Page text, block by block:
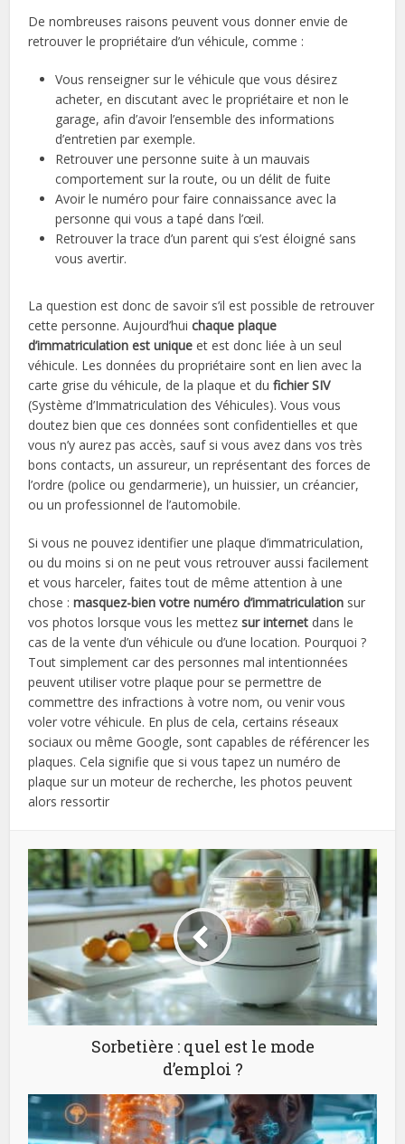
De nombreuses raisons peuvent vous donner envie de
retrouver le propriétaire d’un véhicule, comme :
Vous renseigner sur le véhicule que vous désirez
acheter, en discutant avec le propriétaire et non le
garage, afin d’avoir l’ensemble des informations
d’entretien par exemple.
Retrouver une personne suite à un mauvais
comportement sur la route, ou un délit de fuite
Avoir le numéro pour faire connaissance avec la
personne qui vous a tapé dans l’œil.
Retrouver la trace d’un parent qui s’est éloigné sans
vous avertir.
La question est donc de savoir s’il est possible de retrouver
cette personne. Aujourd’huichaque plaque
d’immatriculation est unique et est donc liée à un seul
véhicule. Les données du propriétaire sont en lien avec la
carte grise du véhicule, de la plaque et dufichier SIV
(Système d’Immatriculation des Véhicules). Vous vous
doutez bien que ces données sont confidentielles et que
vous n’y aurez pas accès, sauf si vous avez dans vos très
bons contacts, un assureur, un représentant des forces de
l’ordre (police ou gendarmerie), un huissier, un créancier,
ou un professionnel de l’automobile.
Si vous ne pouvez identifier une plaque d’immatriculation,
ou du moins si on ne peut vous retrouver aussi facilement
et vous harceler, faites tout de même attention à une
chose :masquez-bien votre numéro d’immatriculation sur
vos photos lorsque vous les mettezsur internet dans le
cas de la vente d’un véhicule ou d’une location. Pourquoi ?
Tout simplement car des personnes mal intentionnées
peuvent utiliser votre plaque pour se permettre de
commettre des infractions à votre nom, ou venir vous
voler votre véhicule. En plus de cela, certains réseaux
sociaux ou même Google, sont capables de référencer les
plaques. Cela signifie que si vous tapez un numéro de
plaque sur un moteur de recherche, les photos peuvent
alors ressortir
Sorbetière : quel est le mode
d’emploi ?